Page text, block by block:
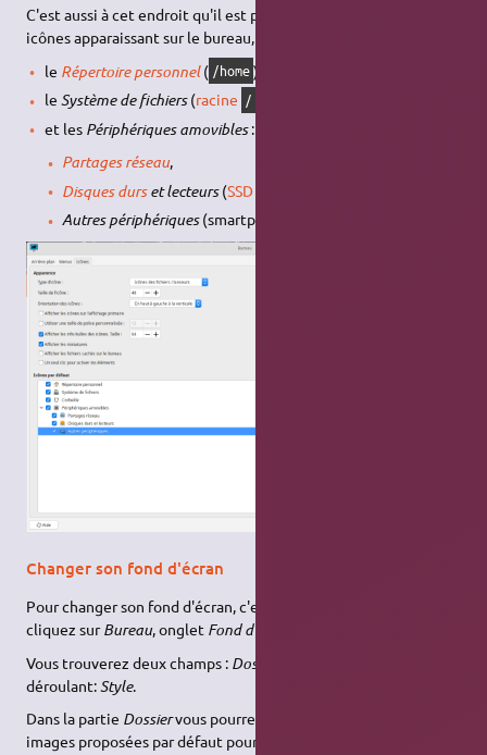
C'est aussi à cet endroit qu'il est possible de sélectionner les
icônes apparaissant sur le bureau, à savoir :
le Répertoire personnel( /home),
le Système de fichiers(racine /
et les Périphériques amovibles:
Partages réseau,
Disques durset lecteurs(SSD
Autres périphériques(smartphone, caméra, etc).
Changer son fond d'écran
Pour changer son fond d'écran, c'est toujours aussi simple,
cliquez surBureau, onglet Fond d'écran
Vous trouverez deux champs : Dossier
déroulant:Style.
Dans la partie Dossiervous pourrez choisir entre les diverses
images proposées par défaut pour changer le fond d'écran. Vous